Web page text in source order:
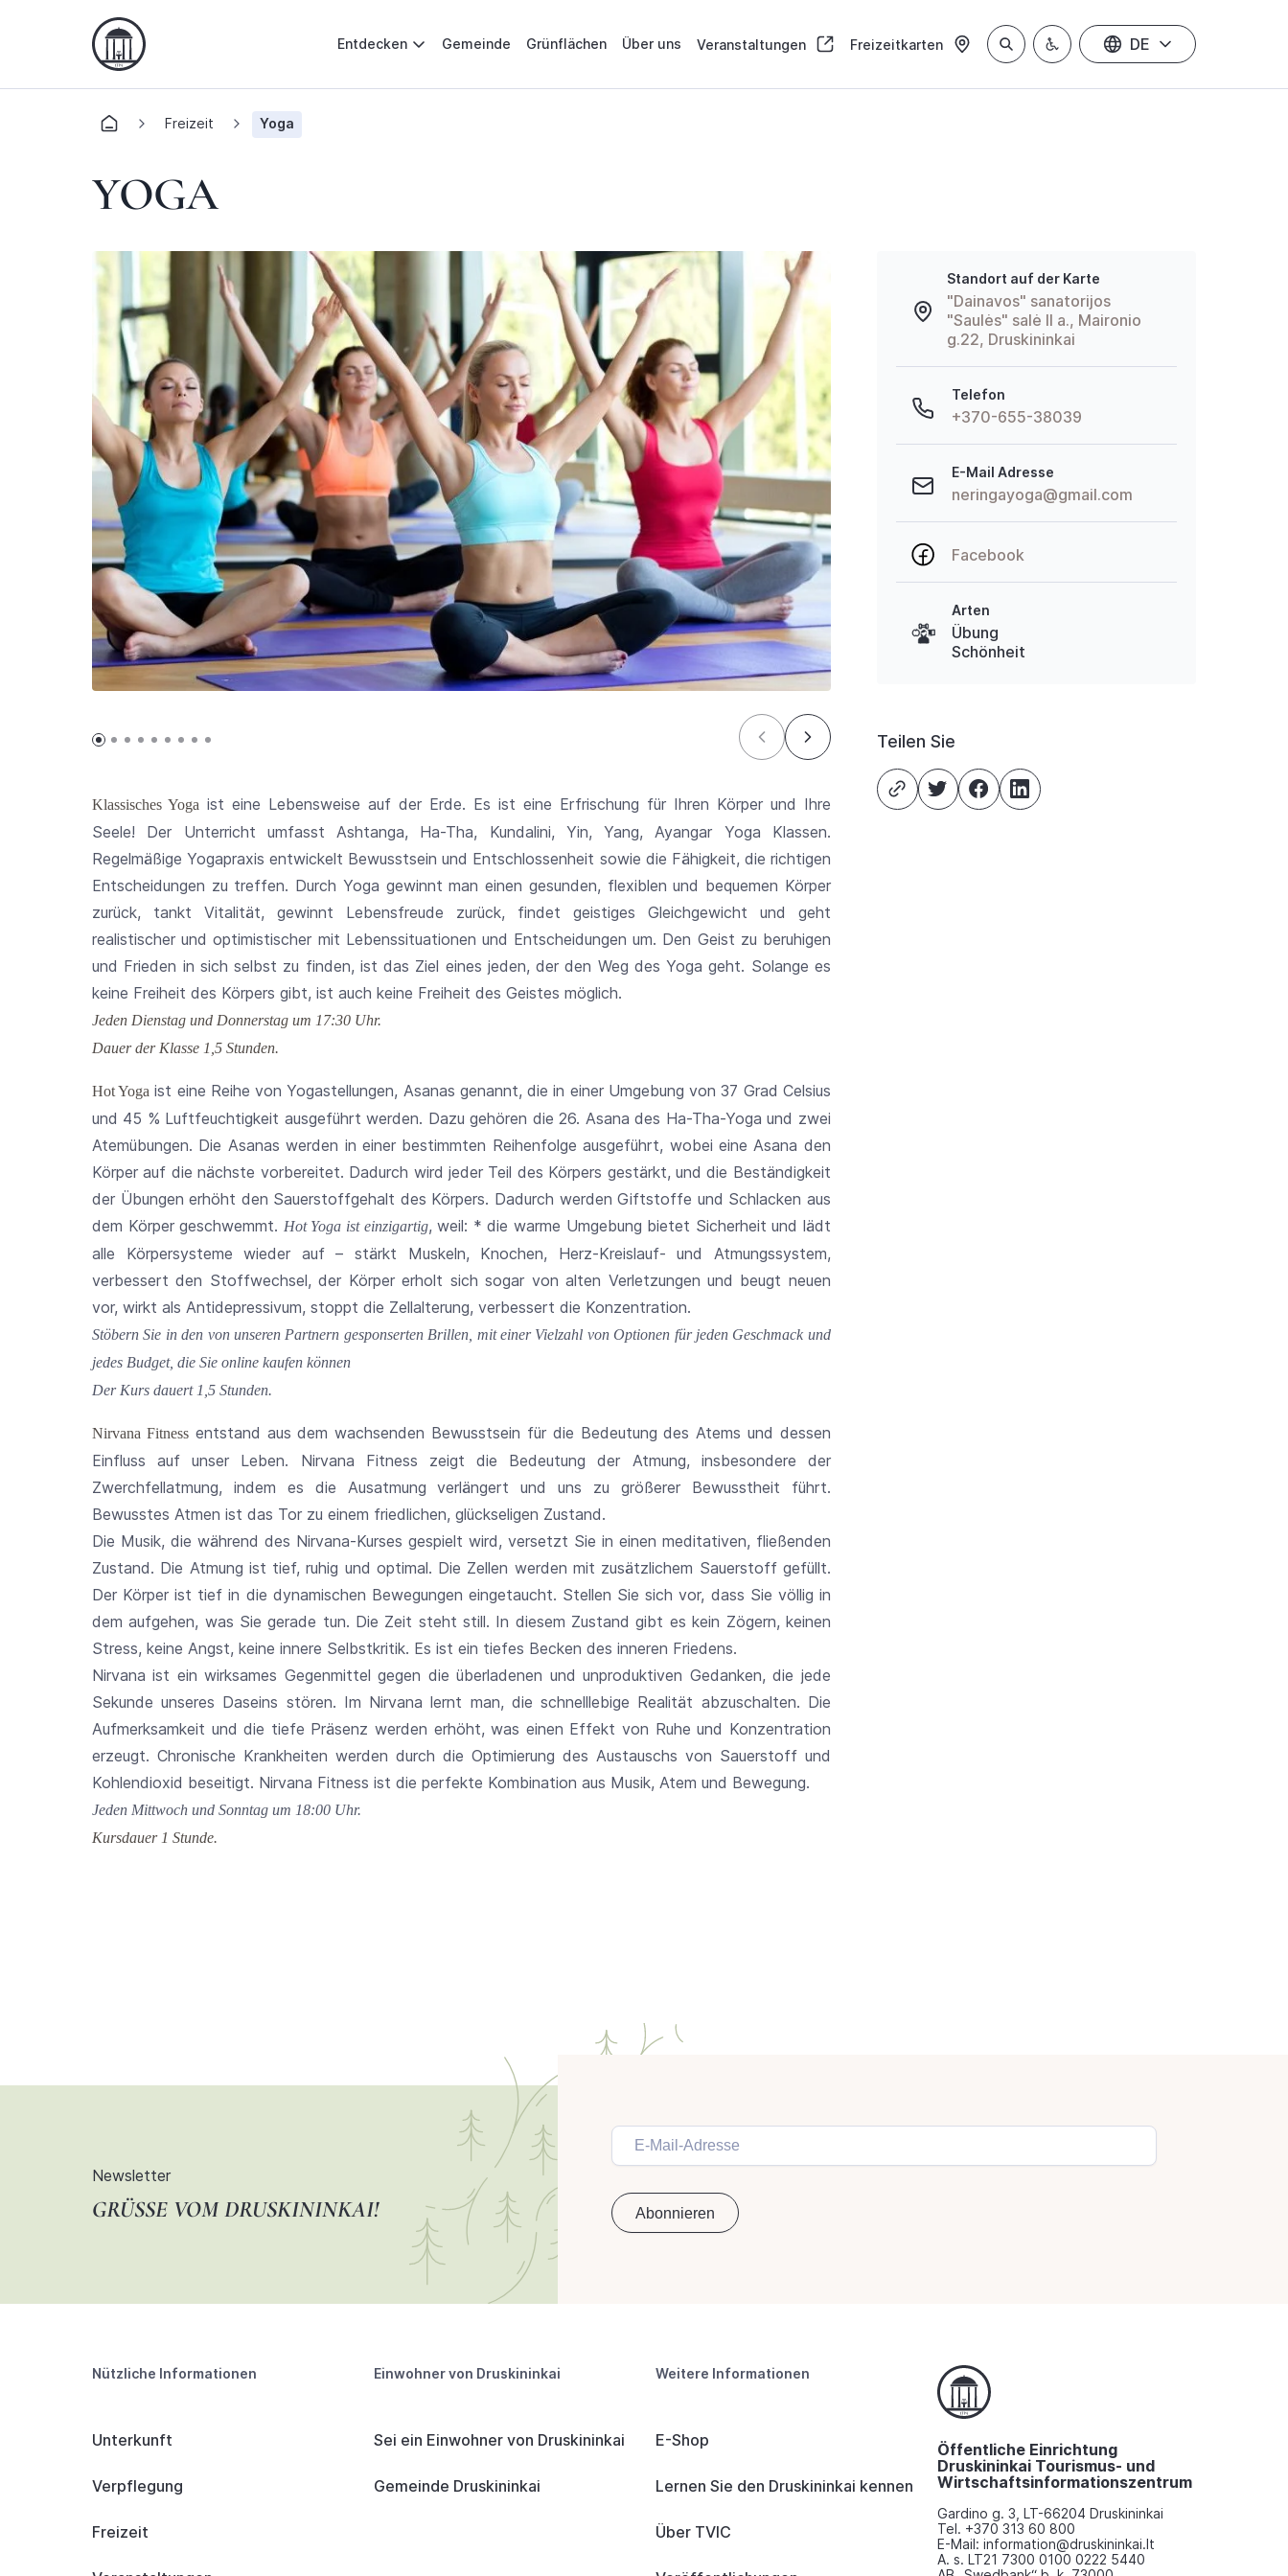
Entdecken Gemeinde Grünflächen Über uns Veranstaltungen Freizeitkarten DE
Freizeit Yoga
YOGA
Klassisches Yoga ist eine Lebensweise auf der Erde. Es ist eine Erfrischung für Ihren Körper und Ihre
Seele! Der Unterricht umfasst Ashtanga, Ha-Tha, Kundalini, Yin, Yang, Ayangar Yoga Klassen.
Regelmäßige Yogapraxis entwickelt Bewusstsein und Entschlossenheit sowie die Fähigkeit, die richtigen
Entscheidungen zu treffen. Durch Yoga gewinnt man einen gesunden, flexiblen und bequemen Körper
zurück, tankt Vitalität, gewinnt Lebensfreude zurück, findet geistiges Gleichgewicht und geht
realistischer und optimistischer mit Lebenssituationen und Entscheidungen um. Den Geist zu beruhigen
und Frieden in sich selbst zu finden, ist das Ziel eines jeden, der den Weg des Yoga geht. Solange es
keine Freiheit des Körpers gibt, ist auch keine Freiheit des Geistes möglich.
Jeden Dienstag und Donnerstag um 17:30 Uhr.
Dauer der Klasse 1,5 Stunden.
Hot Yoga ist eine Reihe von Yogastellungen, Asanas genannt, die in einer Umgebung von 37 Grad Celsius
und 45 % Luftfeuchtigkeit ausgeführt werden. Dazu gehören die 26. Asana des Ha-Tha-Yoga und zwei
Atemübungen. Die Asanas werden in einer bestimmten Reihenfolge ausgeführt, wobei eine Asana den
Körper auf die nächste vorbereitet. Dadurch wird jeder Teil des Körpers gestärkt, und die Beständigkeit
der Übungen erhöht den Sauerstoffgehalt des Körpers. Dadurch werden Giftstoffe und Schlacken aus
dem Körper geschwemmt. Hot Yoga ist einzigartig, weil: * die warme Umgebung bietet Sicherheit und lädt
alle Körpersysteme wieder auf – stärkt Muskeln, Knochen, Herz-Kreislauf- und Atmungssystem,
verbessert den Stoffwechsel, der Körper erholt sich sogar von alten Verletzungen und beugt neuen
vor, wirkt als Antidepressivum, stoppt die Zellalterung, verbessert die Konzentration.
Stöbern Sie in den von unseren Partnern gesponserten Brillen, mit einer Vielzahl von Optionen für jeden Geschmack und
jedes Budget, die Sie online kaufen können
Der Kurs dauert 1,5 Stunden.
Nirvana Fitnessentstand aus dem wachsenden Bewusstsein für die Bedeutung des Atems und dessen
Einfluss auf unser Leben. Nirvana Fitness zeigt die Bedeutung der Atmung, insbesondere der
Zwerchfellatmung, indem es die Ausatmung verlängert und uns zu größerer Bewusstheit führt.
Bewusstes Atmen ist das Tor zu einem friedlichen, glückseligen Zustand.
Die Musik, die während des Nirvana-Kurses gespielt wird, versetzt Sie in einen meditativen, fließenden
Zustand. Die Atmung ist tief, ruhig und optimal. Die Zellen werden mit zusätzlichem Sauerstoff gefüllt.
Der Körper ist tief in die dynamischen Bewegungen eingetaucht. Stellen Sie sich vor, dass Sie völlig in
dem aufgehen, was Sie gerade tun. Die Zeit steht still. In diesem Zustand gibt es kein Zögern, keinen
Stress, keine Angst, keine innere Selbstkritik. Es ist ein tiefes Becken des inneren Friedens.
Nirvana ist ein wirksames Gegenmittel gegen die überladenen und unproduktiven Gedanken, die jede
Sekunde unseres Daseins stören. Im Nirvana lernt man, die schnelllebige Realität abzuschalten. Die
Aufmerksamkeit und die tiefe Präsenz werden erhöht, was einen Effekt von Ruhe und Konzentration
erzeugt. Chronische Krankheiten werden durch die Optimierung des Austauschs von Sauerstoff und
Kohlendioxid beseitigt. Nirvana Fitness ist die perfekte Kombination aus Musik, Atem und Bewegung.
Jeden Mittwoch und Sonntag um 18:00 Uhr.
Kursdauer 1 Stunde.
Standort auf der Karte
"Dainavos" sanatorijos
"Saulės" salė II a., Maironio
g.22, Druskininkai
Telefon
+370-655-38039
E-Mail Adresse
neringayoga@gmail.com
Facebook
Arten
Übung
Schönheit
Teilen Sie
Newsletter
GRÜSSE VOM DRUSKININKAI!
Nützliche Informationen
Unterkunft
Verpflegung
Freizeit
Einwohner von Druskininkai
Sei ein Einwohner von Druskininkai
Gemeinde Druskininkai
Weitere Informationen
E-Shop
Lernen Sie den Druskininkai kennen
Über TVIC
Öffentliche Einrichtung
Druskininkai Tourismus- und
Wirtschaftsinformationszentrum
Gardino g. 3, LT-66204 Druskininkai
Tel. +370 313 60 800
E-Mail: information@druskininkai.lt
A. s. LT21 7300 0100 0222 5440